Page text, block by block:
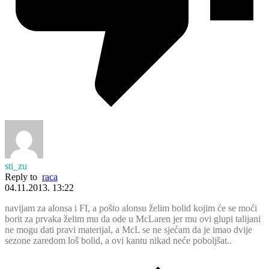
sti_zu
Reply to raca
04.11.2013. 13:22
navijam za alonsa i FI, a pošto alonsu želim bolid kojim će se moći
borit za prvaka želim mu da ode u McLaren jer mu ovi glupi talijani
ne mogu dati pravi materijal, a McL se ne sjećam da je imao dvije
sezone zaredom loš bolid, a ovi kantu nikad neće poboljšat..